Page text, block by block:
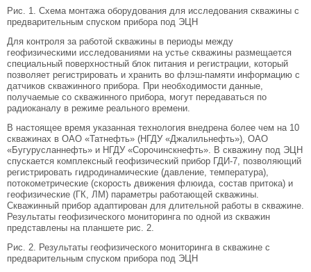
Рис. 1. Схема монтажа оборудования для исследования скважины с
предварительным спуском прибора под ЭЦН
Для контроля за работой скважины в периоды между
геофизическими исследованиями на устье скважины размещается
специальный поверхностный блок питания и регистрации, который
позволяет регистрировать и хранить во флэш-памяти информацию с
датчиков скважинного прибора. При необходимости данные,
получаемые со скважинного прибора, могут передаваться по
радиоканалу в режиме реального времени.
В настоящее время указанная технология внедрена более чем на 10
скважинах в ОАО «Татнефть» (НГДУ «Джалильнефть»), ОАО
«Бугурусланнефть» и НГДУ «Сорочинскнефть». В скважину под ЭЦН
спускается комплексный геофизический прибор ГДИ-7, позволяющий
регистрировать гидродинамические (давление, температура),
потокометрические (скорость движения флюида, состав притока) и
геофизические (ГК, ЛМ) параметры работающей скважины.
Скважинный прибор адаптирован для длительной работы в скважине.
Результаты геофизического мониторинга по одной из скважин
представлены на планшете рис. 2.
Рис. 2. Результаты геофизического мониторинга в скважине с
предварительным спуском прибора под ЭЦН